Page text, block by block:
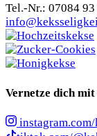
Tel.-Nr.: 07084
Vernetze dich